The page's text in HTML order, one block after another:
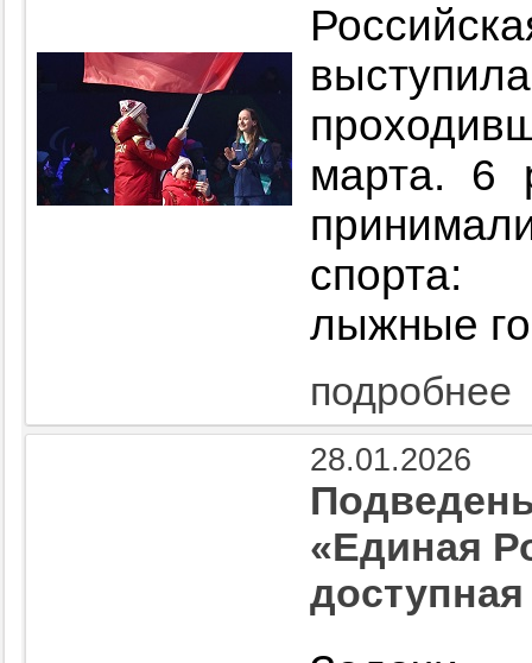
марта. 6
спорта:
лыжные
подробнее
28.01.2026
«Единая
доступная